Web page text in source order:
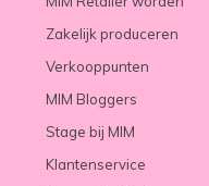
Zakelijk produceren
Verkooppunten
MIM Bloggers
Stage bij MIM
Klantenservice